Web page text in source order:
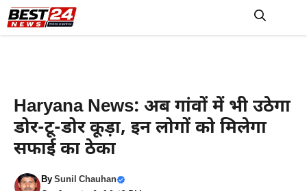
Skip
to
Haryana News: अब गांवों में भी उठेगा
डोर-टू-डोर कूड़ा, इन लोगों को मिलेगा
सफाई का ठेका
BySunil Chauhan